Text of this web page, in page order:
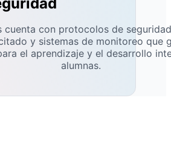
cuenta con protocolos de
y sistemas de monitoreo que
el aprendizaje y el desarrollo
alumnas.